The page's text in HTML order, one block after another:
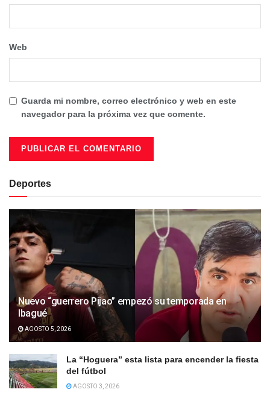
Web
Guarda mi nombre, correo electrónico y web en este
navegador para la próxima vez que comente.
Deportes
Nuevo “guerrero Pijao” empezó su temporada en
Ibagué
AGOSTO 5, 2026
La “Hoguera” esta lista para encender la fiesta
del fútbol
AGOSTO 3, 2026